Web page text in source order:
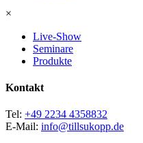
×
Live-Show
Seminare
Produkte
Kontakt
Tel: +49 2234 4358832
E-Mail: info@tillsukopp.de